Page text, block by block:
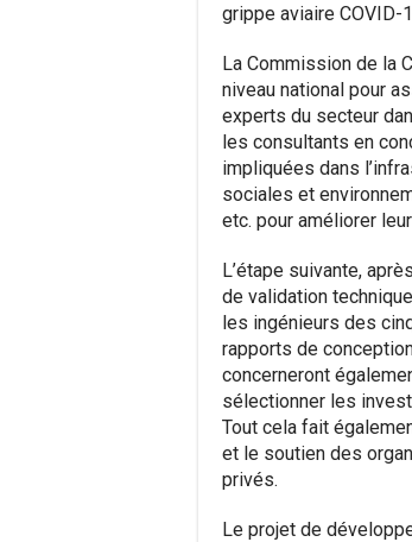
grippe aviaire COVID-
La Commission de la
niveau national pour
experts du secteur
les consultants en
impliquées dans
sociales et
etc. pour améliorer
L’étape suivante,
de validation
les ingénieurs des
rapports de
concerneront
sélectionner les
Tout cela fait
et le soutien des
privés.
Le projet de